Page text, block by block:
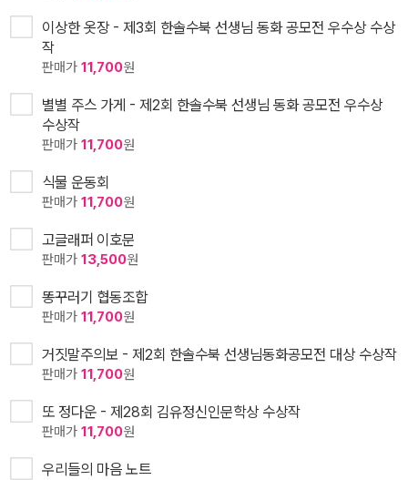
이상한 옷장 - 제3회 한솔수북 선생님 동화 공모전 우수상 수상
작
판매가 11,700원
별별 주스 가게 - 제2회 한솔수북 선생님 동화 공모전 우수상
수상작
판매가 11,700원
식물 운동회
판매가 11,700원
고글래퍼 이호문
판매가 13,500원
똥꾸러기 협동조합
판매가 11,700원
거짓말주의보 - 제2회 한솔수북 선생님동화공모전 대상 수상작
판매가 11,700원
또 정다운 - 제28회 김유정신인문학상 수상작
판매가 11,700원
우리들의 마음 노트